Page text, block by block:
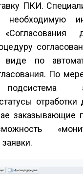
ПКИ.
необходимую
«Согласования
виде по
По
отработки
заказывающие